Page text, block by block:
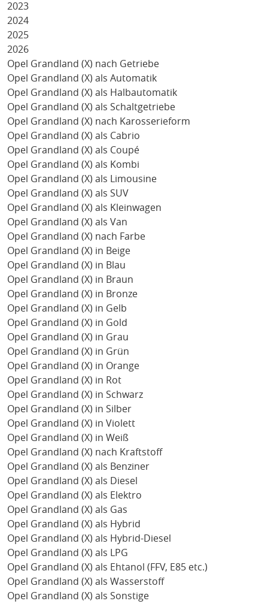
2023
2024
2025
2026
Opel Grandland (X) nach Getriebe
Opel Grandland (X) als Automatik
Opel Grandland (X) als Halbautomatik
Opel Grandland (X) als Schaltgetriebe
Opel Grandland (X) nach Karosserieform
Opel Grandland (X) als Cabrio
Opel Grandland (X) als Coupé
Opel Grandland (X) als Kombi
Opel Grandland (X) als Limousine
Opel Grandland (X) als SUV
Opel Grandland (X) als Kleinwagen
Opel Grandland (X) als Van
Opel Grandland (X) nach Farbe
Opel Grandland (X) in Beige
Opel Grandland (X) in Blau
Opel Grandland (X) in Braun
Opel Grandland (X) in Bronze
Opel Grandland (X) in Gelb
Opel Grandland (X) in Gold
Opel Grandland (X) in Grau
Opel Grandland (X) in Grün
Opel Grandland (X) in Orange
Opel Grandland (X) in Rot
Opel Grandland (X) in Schwarz
Opel Grandland (X) in Silber
Opel Grandland (X) in Violett
Opel Grandland (X) in Weiß
Opel Grandland (X) nach Kraftstoff
Opel Grandland (X) als Benziner
Opel Grandland (X) als Diesel
Opel Grandland (X) als Elektro
Opel Grandland (X) als Gas
Opel Grandland (X) als Hybrid
Opel Grandland (X) als Hybrid-Diesel
Opel Grandland (X) als LPG
Opel Grandland (X) als Ehtanol (FFV, E85 etc.)
Opel Grandland (X) als Wasserstoff
Opel Grandland (X) als Sonstige